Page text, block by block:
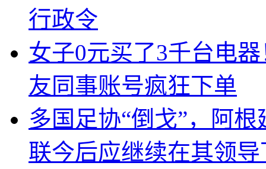
行政令
女子0元买了3千台电
友同事账号疯狂下单
多国足协“倒戈”，阿
联今后应继续在其领